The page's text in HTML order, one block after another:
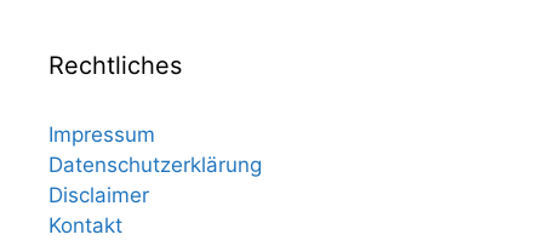
Rechtliches
Impressum
Datenschutzerklärung
Disclaimer
Kontakt